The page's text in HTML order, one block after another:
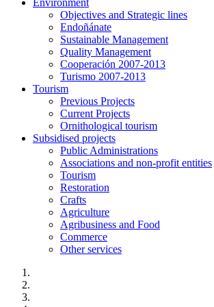
Environment
Objectives and Strategic lines
Endoñánate
Sustainable Management
Quality Management
Cooperación 2007-2013
Turismo 2007-2013
Tourism
Previous Projects
Current Projects
Ornithological tourism
Subsidised projects
Public Administrations
Associations and non-profit entities
Tourism
Restoration
Crafts
Agriculture
Agribusiness and Food
Commerce
Other services